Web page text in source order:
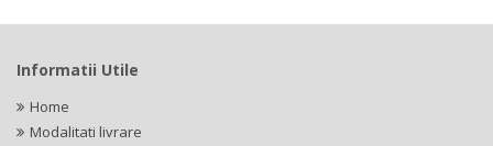
Informatii Utile
Home
Modalitati livrare